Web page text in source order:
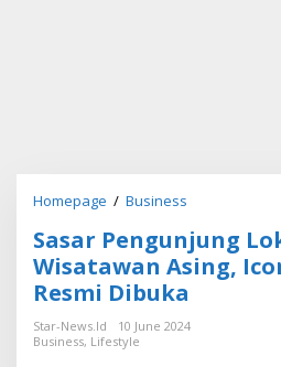
Homepage / Business
s
a
r
e
Sasar Pengunjung
Wisatawan Asing,
Resmi Dibuka
Star-News.id
10 June 2024
Business, Lifestyle